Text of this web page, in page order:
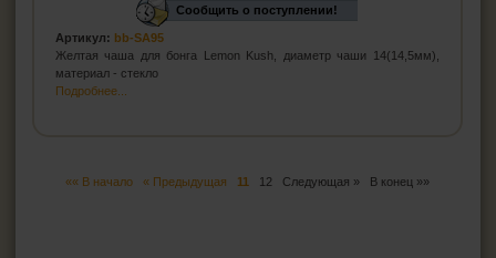
Сообщить о поступлении!
Артикул: bb-SA95
Желтая чаша для бонга Lemon Kush, диаметр чаши 14(14,5мм),
материал - стекло
Подробнее...
«« В начало « Предыдущая 11 12 Следующая » В конец »»